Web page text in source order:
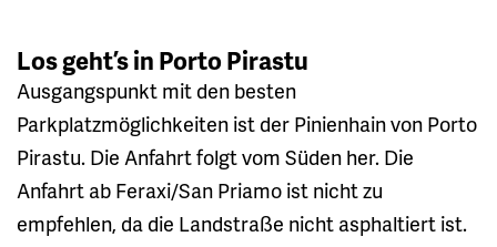
Los geht’s in Porto Pirastu
Ausgangspunkt mit den besten
Parkplatzmöglichkeiten ist der Pinienhain von Porto
Pirastu. Die Anfahrt folgt vom Süden her. Die
Anfahrt ab Feraxi/San Priamo ist nicht zu
empfehlen, da die Landstraße nicht asphaltiert ist.